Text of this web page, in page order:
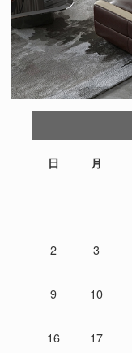
日 月
2 3
9 10
16 17